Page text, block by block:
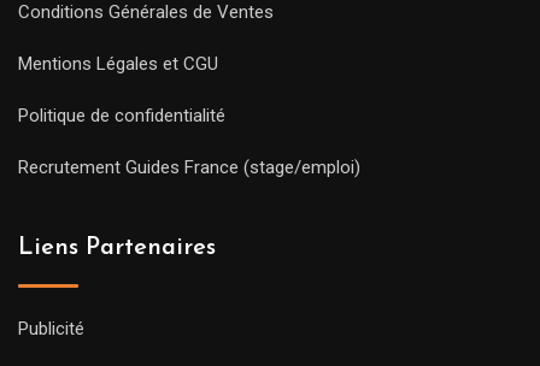
Conditions Générales de Ventes
Mentions Légales et CGU
Politique de confidentialité
Recrutement Guides France (stage/emploi)
Liens Partenaires
Publicité